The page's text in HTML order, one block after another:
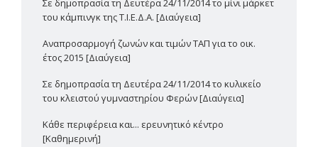
Σε δημοπρασία τη Δευτέρα 24/11/2014 το μίνι μάρκετ
του κάμπινγκ της Τ.Ι.Ε.Δ.Α. [Διαύγεια]
Αναπροσαρμογή ζωνών και τιμών ΤΑΠ για το οικ.
έτος 2015 [Διαύγεια]
Σε δημοπρασία τη Δευτέρα 24/11/2014 το κυλικείο
του κλειστού γυμναστηρίου Φερών [Διαύγεια]
Κάθε περιφέρεια και... ερευνητικό κέντρο
[Καθημερινή]